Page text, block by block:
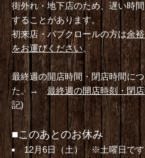
街外れ・地下店のため、遅い時
することがあります。
初来店・パブクロールの方は余
をお運びください。
最終週の開店時間・閉店時間に
た。→最終週の開店時刻・閉
記)
■このあとのお休み
12月6日（土） ※土曜日です